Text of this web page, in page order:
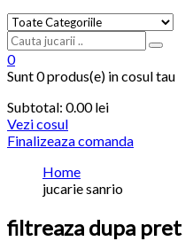
0
Sunt0 produs(e) in cosul tau
Subtotal: 0.00lei
Vezi cosul
Finalizeaza comanda
Home
jucarie sanrio
filtreaza dupa pret